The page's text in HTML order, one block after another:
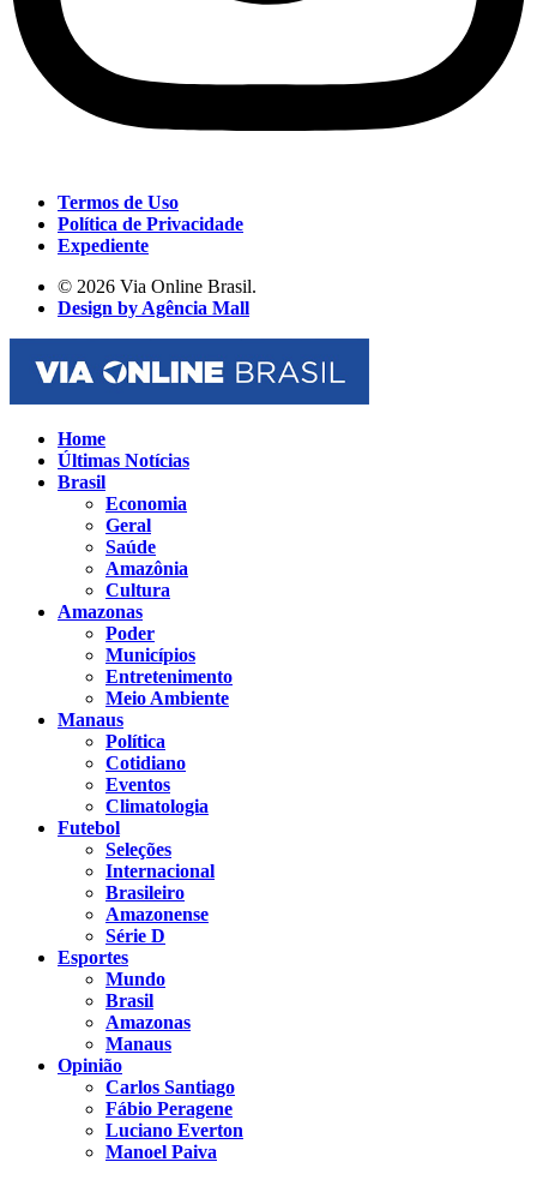
Termos de Uso
Política de Privacidade
Expediente
© 2026 Via Online Brasil.
Design by Agência Mall
Home
Últimas Notícias
Brasil
Economia
Geral
Saúde
Amazônia
Cultura
Amazonas
Poder
Municípios
Entretenimento
Meio Ambiente
Manaus
Política
Cotidiano
Eventos
Climatologia
Futebol
Seleções
Internacional
Brasileiro
Amazonense
Série D
Esportes
Mundo
Brasil
Amazonas
Manaus
Opinião
Carlos Santiago
Fábio Peragene
Luciano Everton
Manoel Paiva